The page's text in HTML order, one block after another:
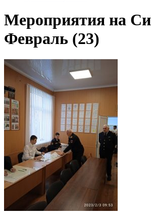
Мероприятия на
Февраль (23)